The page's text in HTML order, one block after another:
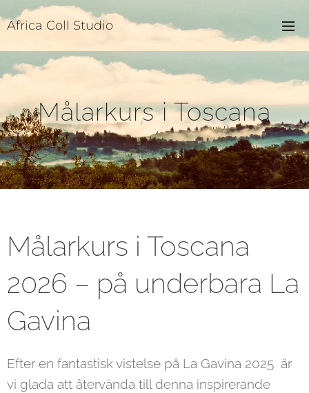
Africa Coll Studio
Målarkurs i Toscana
Målarkurs i Toscana
2026 – på underbara La
Gavina
Efter en fantastisk vistelse på La Gavina 2025 är
vi glada att återvända till denna inspirerande